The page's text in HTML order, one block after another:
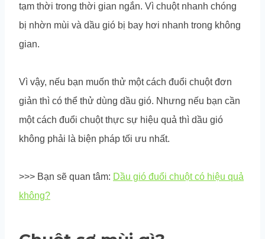
tạm thời trong thời gian ngắn. Vì chuột nhanh chóng
bị nhờn mùi và dầu gió bị bay hơi nhanh trong không
gian.
Vì vậy, nếu bạn muốn thử một cách đuổi chuột đơn
giản thì có thể thử dùng dầu gió. Nhưng nếu bạn cần
một cách đuổi chuột thực sự hiệu quả thì dầu gió
không phải là biện pháp tối ưu nhất.
>>> Bạn sẽ quan tâm: Dầu gió đuổi chuột có hiệu quả
không?